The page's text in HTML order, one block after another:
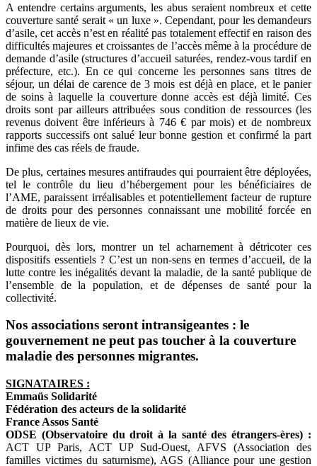
A entendre certains arguments, les abus seraient nombreux et cette
couverture santé serait « un luxe ». Cependant, pour les demandeurs
d’asile, cet accès n’est en réalité pas totalement effectif en raison des
difficultés majeures et croissantes de l’accès même à la procédure de
demande d’asile (structures d’accueil saturées, rendez-vous tardif en
préfecture, etc.). En ce qui concerne les personnes sans titres de
séjour, un délai de carence de 3 mois est déjà en place, et le panier
de soins à laquelle la couverture donne accès est déjà limité. Ces
droits sont par ailleurs attribuées sous condition de ressources (les
revenus doivent être inférieurs à 746 € par mois) et de nombreux
rapports successifs ont salué leur bonne gestion et confirmé la part
infime des cas réels de fraude.
De plus, certaines mesures antifraudes qui pourraient être déployées,
tel le contrôle du lieu d’hébergement pour les bénéficiaires de
l’AME, paraissent irréalisables et potentiellement facteur de rupture
de droits pour des personnes connaissant une mobilité forcée en
matière de lieux de vie.
Pourquoi, dès lors, montrer un tel acharnement à détricoter ces
dispositifs essentiels ? C’est un non-sens en termes d’accueil, de la
lutte contre les inégalités devant la maladie, de la santé publique de
l’ensemble de la population, et de dépenses de santé pour la
collectivité.
Nos associations seront intransigeantes : le
gouvernement ne peut pas toucher à la couverture
maladie des personnes migrantes.
SIGNATAIRES :
Emmaüs Solidarité
Fédération des acteurs de la solidarité
France Assos Santé
ODSE (Observatoire du droit à la santé des étrangers-ères) :
ACT UP Paris, ACT UP Sud-Ouest, AFVS (Association des
familles victimes du saturnisme), AGS (Alliance pour une gestion